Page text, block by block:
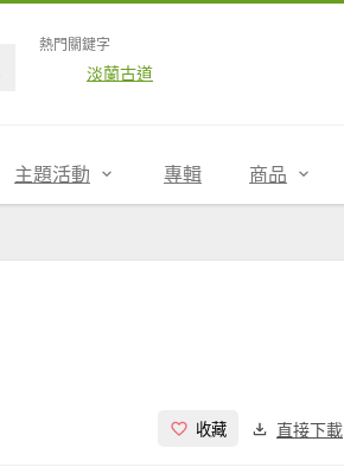
熱門關鍵字
淡蘭古道
主題活動 專輯 商品
收藏 直接下載